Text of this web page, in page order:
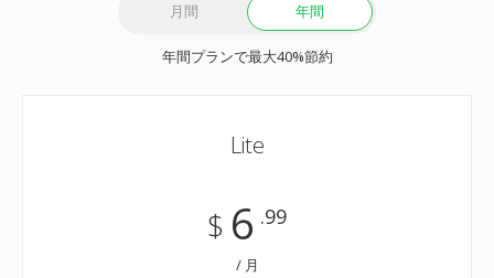
月間 年間
年間プランで最大40%節約
Lite
$ 6 .99
/ 月